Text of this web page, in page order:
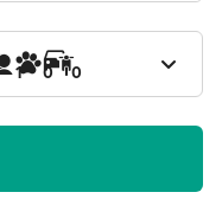
1 0 0